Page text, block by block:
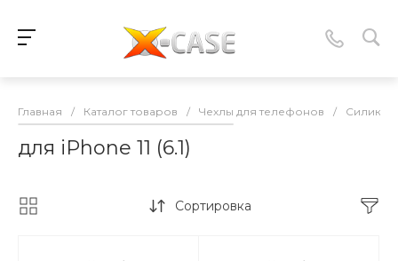
Главная / Каталог товаров / Чехлы для телефонов /
для iPhone 11 (6.1)
Сортировка